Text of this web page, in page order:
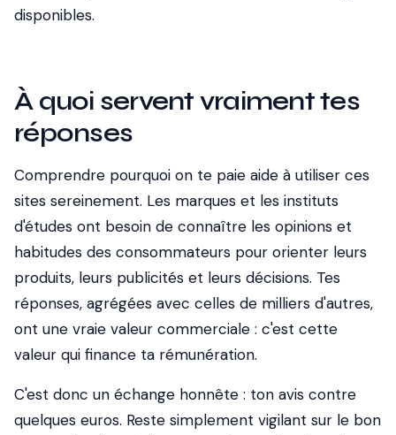
disponibles.
À quoi servent vraiment tes
réponses
Comprendre pourquoi on te paie aide à utiliser ces
sites sereinement. Les marques et les instituts
d'études ont besoin de connaître les opinions et
habitudes des consommateurs pour orienter leurs
produits, leurs publicités et leurs décisions. Tes
réponses, agrégées avec celles de milliers d'autres,
ont une vraie valeur commerciale : c'est cette
valeur qui finance ta rémunération.
C'est donc un échange honnête : ton avis contre
quelques euros. Reste simplement vigilant sur le bon